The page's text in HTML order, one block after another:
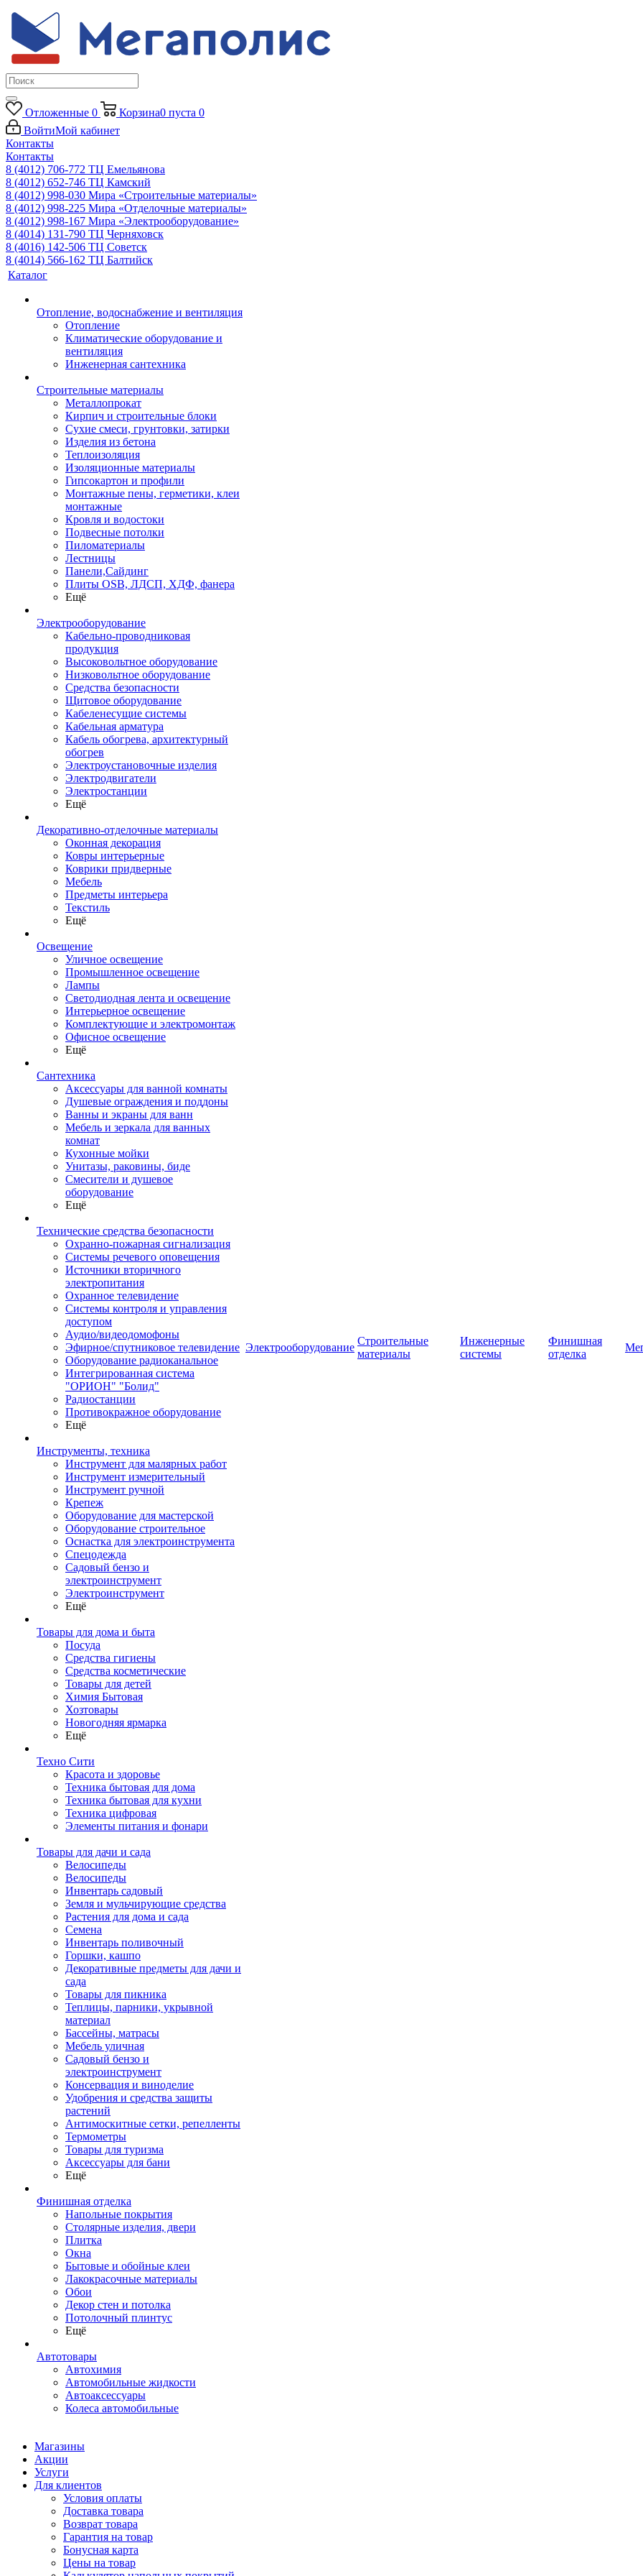
Отложенные 0 Корзина0 пуста 0
ВойтиМой кабинет
Контакты
Контакты
8 (4012) 706-772 ТЦ Емельянова
8 (4012) 652-746 ТЦ Камский
8 (4012) 998-030 Мира «Строительные материалы»
8 (4012) 998-225 Мира «Отделочные материалы»
8 (4012) 998-167 Мира «Электрооборудование»
8 (4014) 131-790 ТЦ Черняховск
8 (4016) 142-506 ТЦ Советск
8 (4014) 566-162 ТЦ Балтийск
Каталог
Отопление, водоснабжение и вентиляция
Отопление
Климатические оборудование и
вентиляция
Инженерная сантехника
Строительные материалы
Металлопрокат
Кирпич и строительные блоки
Сухие смеси, грунтовки, затирки
Изделия из бетона
Теплоизоляция
Изоляционные материалы
Гипсокартон и профили
Монтажные пены, герметики, клеи
монтажные
Кровля и водостоки
Подвесные потолки
Пиломатериалы
Лестницы
Панели,Сайдинг
Плиты OSB, ЛДСП, ХДФ, фанера
Ещё
Электрооборудование
Кабельно-проводниковая
продукция
Высоковольтное оборудование
Низковольтное оборудование
Средства безопасности
Щитовое оборудование
Кабеленесущие системы
Кабельная арматура
Кабель обогрева, архитектурный
обогрев
Электроустановочные изделия
Электродвигатели
Электростанции
Ещё
Декоративно-отделочные материалы
Оконная декорация
Ковры интерьерные
Коврики придверные
Мебель
Предметы интерьера
Текстиль
Ещё
Освещение
Уличное освещение
Промышленное освещение
Лампы
Светодиодная лента и освещение
Интерьерное освещение
Комплектующие и электромонтаж
Офисное освещение
Ещё
Сантехника
Аксессуары для ванной комнаты
Душевые ограждения и поддоны
Ванны и экраны для ванн
Мебель и зеркала для ванных
комнат
Кухонные мойки
Унитазы, раковины, биде
Смесители и душевое
оборудование
Ещё
Технические средства безопасности
Охранно-пожарная сигнализация
Системы речевого оповещения
Источники вторичного
электропитания
Охранное телевидение
Системы контроля и управления
доступом
Аудио/видеодомофоны
Эфирное/спутниковое телевидение
Оборудование радиоканальное
Интегрированная система
"ОРИОН" "Болид"
Радиостанции
Противокражное оборудование
Ещё
Инструменты, техника
Инструмент для малярных работ
Инструмент измерительный
Инструмент ручной
Крепеж
Оборудование для мастерской
Оборудование строительное
Оснастка для электроинструмента
Спецодежда
Садовый бензо и
электроинструмент
Электроинструмент
Ещё
Товары для дома и быта
Посуда
Средства гигиены
Средства косметические
Товары для детей
Химия Бытовая
Хозтовары
Новогодняя ярмарка
Ещё
Техно Сити
Красота и здоровье
Техника бытовая для дома
Техника бытовая для кухни
Техника цифровая
Элементы питания и фонари
Товары для дачи и сада
Велосипеды
Велосипеды
Инвентарь садовый
Земля и мульчирующие средства
Растения для дома и сада
Семена
Инвентарь поливочный
Горшки, кашпо
Декоративные предметы для дачи и
сада
Товары для пикника
Теплицы, парники, укрывной
материал
Бассейны, матрасы
Мебель уличная
Садовый бензо и
электроинструмент
Консервация и виноделие
Удобрения и средства защиты
растений
Антимоскитные сетки, репелленты
Термометры
Товары для туризма
Аксессуары для бани
Ещё
Финишная отделка
Напольные покрытия
Столярные изделия, двери
Плитка
Окна
Бытовые и обойные клеи
Лакокрасочные материалы
Обои
Декор стен и потолка
Потолочный плинтус
Ещё
Автотовары
Автохимия
Автомобильные жидкости
Автоаксессуары
Колеса автомобильные
Электрооборудование
Строительные
материалы
Инженерные
системы
Финишная
отделка
Магазины
Акции
Услуги
Для клиентов
Условия оплаты
Доставка товара
Возврат товара
Гарантия на товар
Бонусная карта
Цены на товар